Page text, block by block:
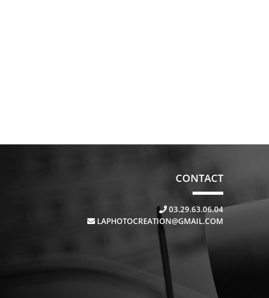
CONTACT
03.29.63.06.04
LAPHOTOCREATION@GMAIL.COM